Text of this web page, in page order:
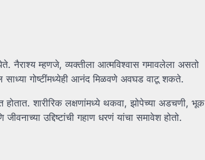
नैराश्य म्हणजे, व्यक्तीला आत्मविश्वास गमावलेला असतो
साध्या गोष्टींमध्येही आनंद मिळवणे अवघड वाटू शकते.
होतात. शारीरिक लक्षणांमध्ये थकवा, झोपेच्या अडचणी, भूक
उद्दिष्टांची गहाण धरणं यांचा समावेश होतो.